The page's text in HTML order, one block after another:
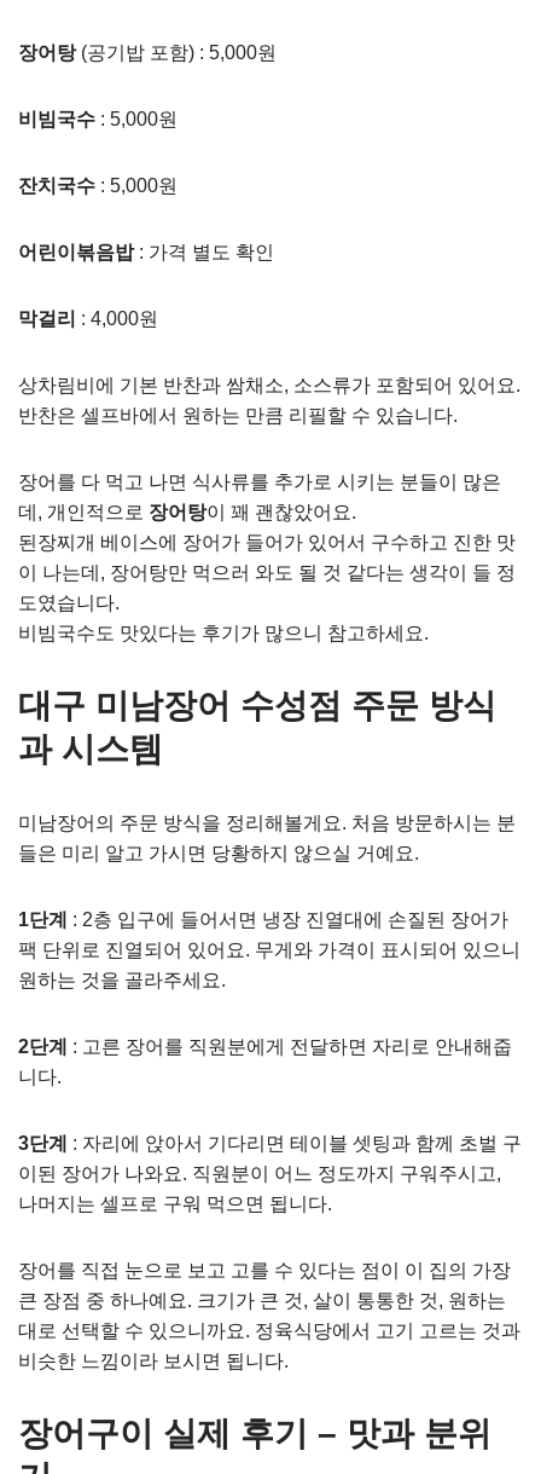
장어탕(공기밥 포함) : 5,000원
비빔국수 : 5,000원
잔치국수 : 5,000원
어린이볶음밥: 가격 별도 확인
막걸리 : 4,000원
상차림비에 기본 반찬과 쌈채소, 소스류가 포함되어 있어요.
반찬은 셀프바에서 원하는 만큼 리필할 수 있습니다.
장어를 다 먹고 나면 식사류를 추가로 시키는 분들이 많은
데, 개인적으로 장어탕이 꽤 괜찮았어요.
된장찌개 베이스에 장어가 들어가 있어서 구수하고 진한 맛
이 나는데, 장어탕만 먹으러 와도 될 것 같다는 생각이 들 정
도였습니다.
비빔국수도 맛있다는 후기가 많으니 참고하세요.
대구 미남장어 수성점 주문 방식
과 시스템
미남장어의 주문 방식을 정리해볼게요. 처음 방문하시는 분
들은 미리 알고 가시면 당황하지 않으실 거예요.
1단계
: 2층 입구에 들어서면 냉장 진열대에 손질된 장어가
팩 단위로 진열되어 있어요. 무게와 가격이 표시되어 있으니
원하는 것을 골라주세요.
2단계
: 고른 장어를 직원분에게 전달하면 자리로 안내해줍
니다.
3단계
: 자리에 앉아서 기다리면 테이블 셋팅과 함께 초벌 구
이된 장어가 나와요. 직원분이 어느 정도까지 구워주시고,
나머지는 셀프로 구워 먹으면 됩니다.
장어를 직접 눈으로 보고 고를 수 있다는 점이 이 집의 가장
큰 장점 중 하나예요. 크기가 큰 것, 살이 통통한 것, 원하는
대로 선택할 수 있으니까요. 정육식당에서 고기 고르는 것과
비슷한 느낌이라 보시면 됩니다.
장어구이 실제 후기 – 맛과 분위